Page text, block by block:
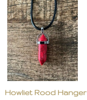
Howliet Rood Hanger